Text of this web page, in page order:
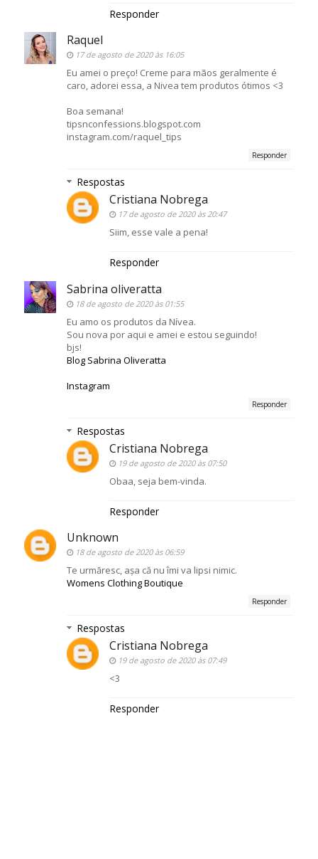
Responder
Raquel
17 de agosto de 2020 às 16:05
Eu amei o preço! Creme para mãos geralmente é
caro, adorei essa, a Nivea tem produtos ótimos <3
Boa semana!
tipsnconfessions.blogspot.com
instagram.com/raquel_tips
Responder
Respostas
Cristiana Nobrega
17 de agosto de 2020 às 20:47
Siim, esse vale a pena!
Responder
Sabrina oliveratta
18 de agosto de 2020 às 01:55
Eu amo os produtos da Nívea.
Sou nova por aqui e amei e estou seguindo!
bjs!
Blog Sabrina Oliveratta
Instagram
Responder
Respostas
Cristiana Nobrega
19 de agosto de 2020 às 07:50
Obaa, seja bem-vinda.
Responder
Unknown
18 de agosto de 2020 às 06:59
Te urmăresc, așa că nu îmi va lipsi nimic.
Womens Clothing Boutique
Responder
Respostas
Cristiana Nobrega
19 de agosto de 2020 às 07:49
<3
Responder